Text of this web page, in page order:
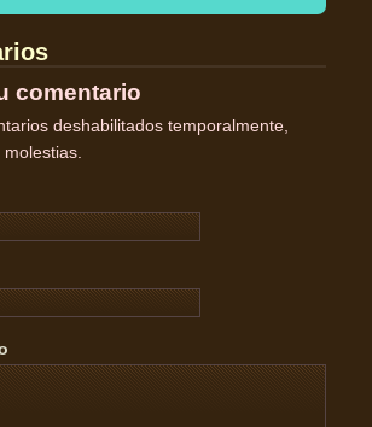
comentario
deshabilitados temporalmente,